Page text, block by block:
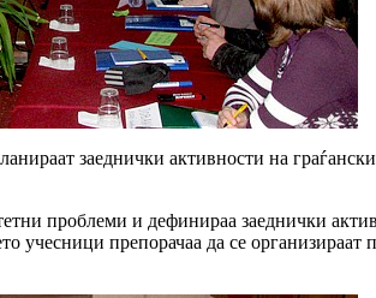
заеднички активности на
проблеми и дефинираа заеднички
учесници препорачаа да се